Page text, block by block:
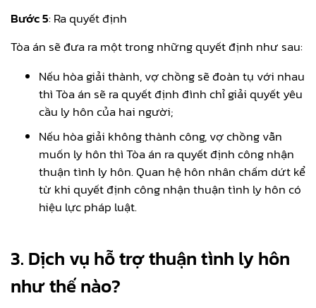
Bước 5: Ra quyết định
Tòa án sẽ đưa ra một trong những quyết định như sau:
Nếu hòa giải thành, vợ chồng sẽ đoàn tụ với nhau
thì Tòa án sẽ ra quyết định đình chỉ giải quyết yêu
cầu ly hôn của hai người;
Nếu hòa giải không thành công, vợ chồng vẫn
muốn ly hôn thì Tòa án ra quyết định công nhận
thuận tình ly hôn. Quan hệ hôn nhân chấm dứt kể
từ khi quyết định công nhận thuận tình ly hôn có
hiệu lực pháp luật.
3. Dịch vụ hỗ trợ thuận tình ly hôn
như thế nào?